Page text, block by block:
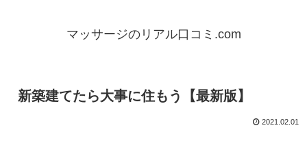
マッサージのリアル口コミ.com
新築建てたら大事に住もう【最新版】
2021.02.01